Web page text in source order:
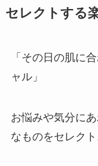
セレクトする
「その日の肌に
ャル」
お悩みや気分に
なものをセレクト